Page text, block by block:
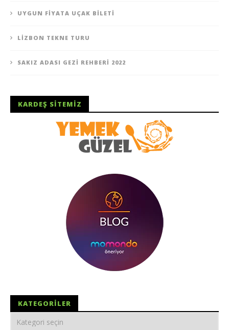
UYGUN FIYATA UÇAK BILETI
LIZBON TEKNE TURU
SAKIZ ADASI GEZI REHBERI 2022
KARDEŞ SITEMIZ
KATEGORILER